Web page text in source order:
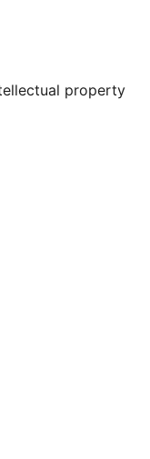
property